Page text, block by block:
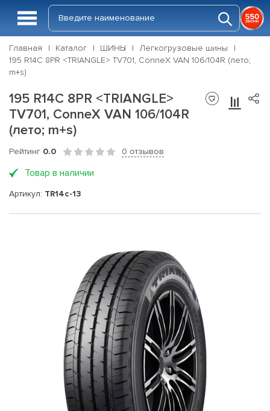
Главная Каталог ШИНЫ
Легкогрузовые шины
195 R14C 8PR <TRIANGLE> TV701, ConneX VAN 106/104R (лето;
m+s)
195 R14C 8PR <TRIANGLE>
TV701, ConneX VAN 106/104R
(лето; m+s)
Рейтинг 0.0 0 отзывов
Товар в наличии
Артикул: TR14c-13